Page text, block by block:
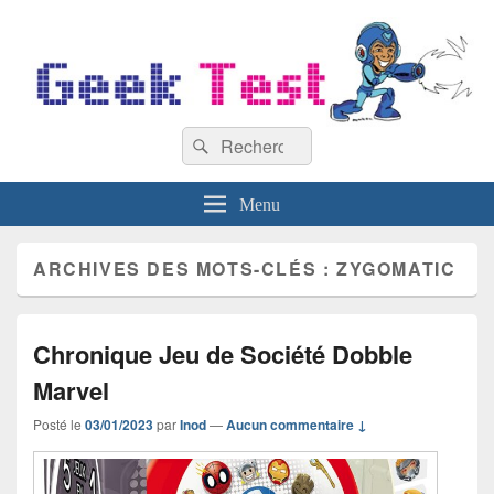
Recherche :
Rechercher
Menu
ARCHIVES DES MOTS-CLÉS :ZYGOMATIC
Chronique Jeu de Société Dobble
Marvel
Posté le 03/01/2023parInod—Aucun commentaire ↓